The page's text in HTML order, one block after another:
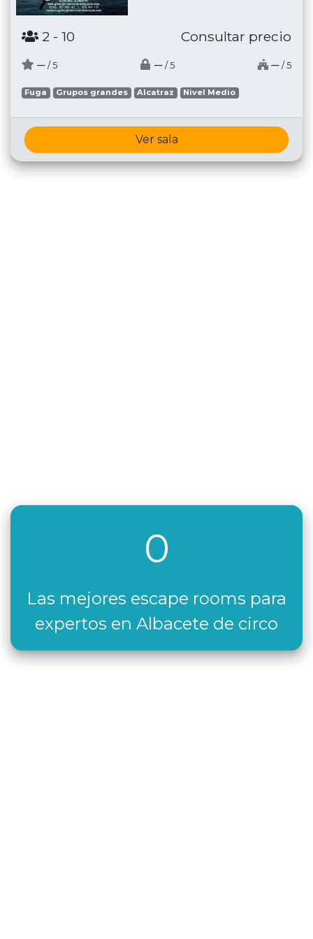
2 - 10 Consultar precio
─ / 5 ─ / 5 ─ / 5
Fuga Grupos grandes Alcatraz Nivel Medio
Ver sala
0
Las mejores escape rooms para
expertos en Albacete de circo